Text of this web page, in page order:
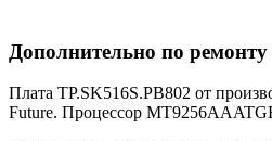
Дополнительно по
Плата TP.SK516S.PB802 от
Future. Процессор